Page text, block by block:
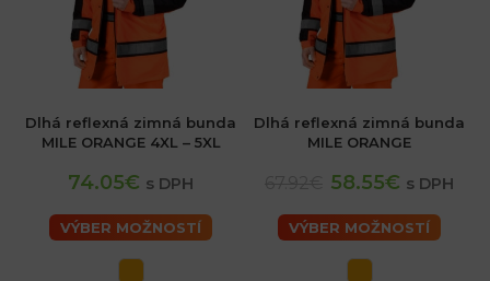
Dlhá reflexná zimná bunda
MILE ORANGE 4XL – 5XL
74.05€ s DPH
VÝBER MOŽNOSTÍ
Dlhá reflexná zimná bunda
MILE ORANGE
58.55€ s DPH
VÝBER MOŽNOSTÍ